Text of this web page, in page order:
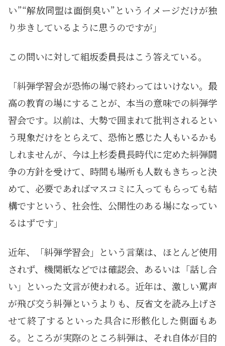
い”“解放同盟は面倒臭い”というイメージだけが独
り歩きしているように思うのですが」
この問いに対して組坂委員長はこう答えている。
「糾弾学習会が恐怖の場で終わってはいけない。最
高の教育の場にすることが、本当の意味での糾弾学
習会です。以前は、大勢で囲まれて批判されるとい
う現象だけをとらえて、恐怖と感じた人もいるかも
しれませんが、今は上杉委員長時代に定めた糾弾闘
争の方針を受けて、時間も場所も人数もきちっと決
めて、必要であればマスコミに入ってもらっても結
構ですという、社会性、公開性のある場になってい
るはずです」
近年、「糾弾学習会」という言葉は、ほとんど使用
されず、機関紙などでは確認会、あるいは「話し合
い」といった文言が使われる。近年は、激しい罵声
が飛び交う糾弾というよりも、反省文を読み上げさ
せて終了するといった具合に形骸化した側面もあ
る。ところが実際のところ糾弾は、それ自体が目的